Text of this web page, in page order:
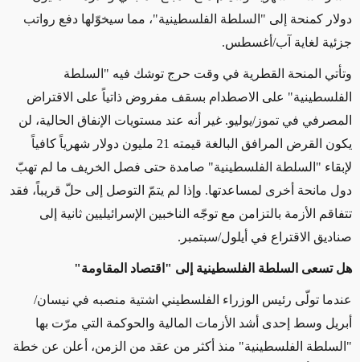
دولار كمنحة إلى "السلطة الفلسطينية"، مما سيخوّلها دفع رواتب
جزئية لغاية آب/أغسطس.
وتأتي المنحة القطرية في وقت حرج توشك فيه "السلطة
الفلسطينية" على الاصطدام بسقف مفروض ذاتياً على الاقتراض
المصرفي في تموز/يوليو. غير أنه عند مستويات الإنفاق الحالية، لن
يكون القرض المرافق البالغة قيمته 21 مليون دولار شهرياً كافياً
لإبقاء "السلطة الفلسطينية" صامدة حتى فصل الخريف ما لم تهبّ
دول مانحة أخرى لمساعدتها. وإذا لم يتمّ التوصل إلى حلّ قريباً، فقد
تتفاقم الأزمة بالتزامن مع توجّه الناخبين الإسرائيليين ثانية إلى
صناديق الاقتراع في أيلول/سبتمبر.
هل تسعى السلطة الفلسطينية إلى "اقتصاد المقاومة"
عندما تولّى رئيس الوزراء الفلسطيني اشتية منصبه في نيسان/
أبريل وسط إحدى أشد الأزمات المالية والحوكمة التي مرّت بها
"السلطة الفلسطينية" منذ أكثر من عقد من الزمن، أعلن عن خطة